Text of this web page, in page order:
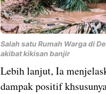
Salah satu Rumah Warga di
akibat kikisan banjir
Lebih lanjut, Ia
dampak positif